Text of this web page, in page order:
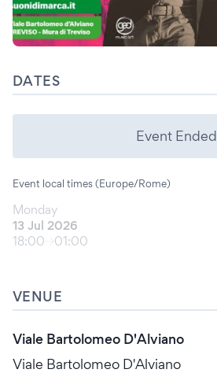
DATES
Event Ended
Event local times (Europe/Rome)
Monday
13 Jul 2026
18:00
01:00
VENUE
Viale Bartolomeo D'Alviano
Viale Bartolomeo D'Alviano